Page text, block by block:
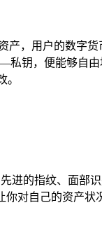
产，用户的数字
钥，便能够自
进的指纹、面部
对自己的资产状